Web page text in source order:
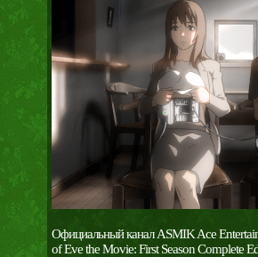
Официальный канал ASMIK Ace
of Eve the Movie: First Season Complete